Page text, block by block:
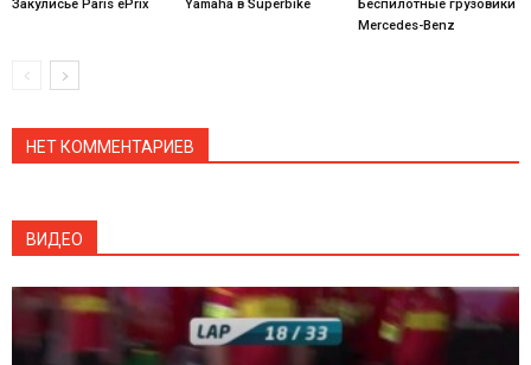
Закулисье Paris ePrix Yamaha в Superbike
Беспилотные грузовики
Mercedes-Benz
НЕТ КОММЕНТАРИЕВ
ВИДЕО